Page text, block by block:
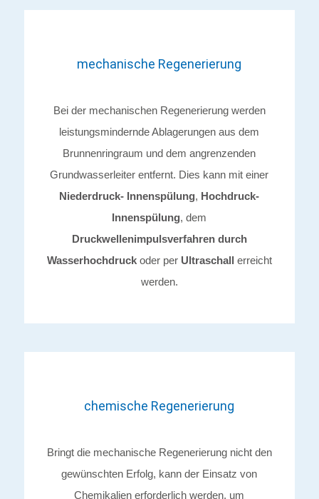
mechanische Regenerierung
Bei der mechanischen Regenerierung werden
leistungsmindernde Ablagerungen aus dem
Brunnenringraum und dem angrenzenden
Grundwasserleiter entfernt. Dies kann mit einer
Niederdruck- Innenspülung, Hochdruck-
Innenspülung, dem
Druckwellenimpulsverfahren durch
Wasserhochdruckoder per Ultraschall erreicht
werden.
chemische Regenerierung
Bringt die mechanische Regenerierung nicht den
gewünschten Erfolg, kann der Einsatz von
Chemikalien erforderlich werden, um